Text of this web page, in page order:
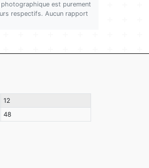
est purement
respectifs. Aucun rapport
12
48